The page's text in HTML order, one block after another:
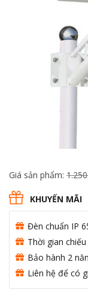
Giá sản phẩm:
KHUYẾN MÃI
Đèn chuẩn IP
Thời gian
Bảo hành 2
Liên hệ để có